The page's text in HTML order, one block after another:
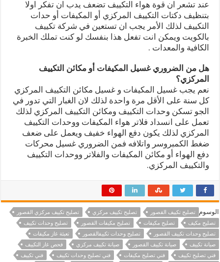
عند تشعر ان قوة هواء التكييف تضعف يدب ان تفكر اولا
بتنظيف دكتات التكييف المركزي أو المكيفات أو حدات
التكييف لذلك الأمر يجب ان تستعين في شركة تكييف
بالكويت ويمكن انت تفعل هذا بنفسك لو كنت تملك الخبرة
الكافية والمعدات .
هل من الضروري غسيل المكيفات أو مكائن التكييف
المركزي؟
نعم يجب غسيل المكيفات و غسيل مكائن التكييف المركزي
كل سنة على الأقل مرة واحدة لذلك لان الغبار التي تدور في
الجو تسكن وحدات التكييف ومكائن التكييف المركزي لذلك
تعمل على انسداد فلاتر هواء المكيفات ووحدات التكييف
المركزي لذلك يكون دفع الهواء خفيف ويعمل على ضعف
ضغط الكمبروسر واتلافه فمن الضروري غسيل محركات
دفع الهواء أو مكائن المكيفات والفلاتر ووحدات التكييف
والتكييف المركزي.
الوسوم تصليح تكييف القصور تصليح تكييف مركزي
تصليح تكييف مركزي القصور
تصليح مكيف
تصليح مكيفات تصليح مكيفات القصور
تصليح وحدات تكييف
تصليح وحدات تكييف القصور
تصليح وحدات تكييفالقصور
تعبئة غاز مكيفات
صيانة تكييف
صيانة تكييف القصور صيانة تكييف مركزي
فحص غاز التكييف
فني تصليح تكييف
فني تصليح مكيفات فني تصليح وحدات تكييف
فني تكييف